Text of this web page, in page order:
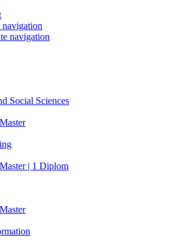
navigation
navigation
Social Sciences
| 1 Diplom